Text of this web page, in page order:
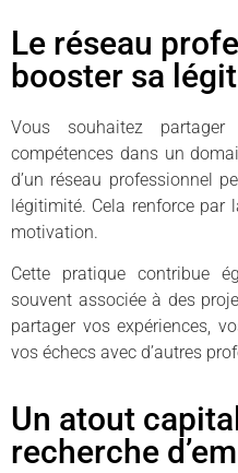
Le réseau
booster sa
Vous souhaitez
compétences dans un
d’un réseau professionnel
légitimité. Cela renforce par
motivation.
Cette pratique contribue
souvent associée à des
partager vos expériences,
vos échecs avec d’autres
Un atout
recherche